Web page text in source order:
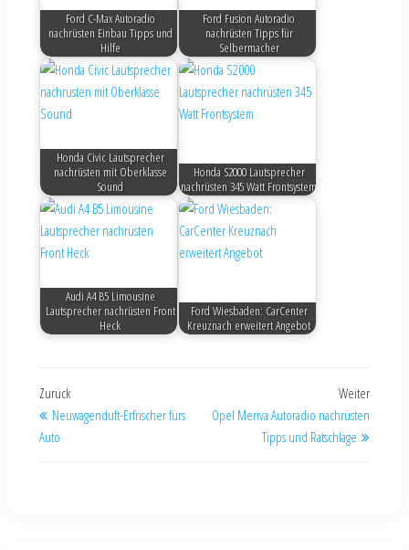
Ford C-Max Autoradio
nachrüsten Einbau Tipps und
Hilfe
Ford Fusion Autoradio
nachrüsten Tipps für
Selbermacher
Honda Civic Lautsprecher
nachrüsten mit Oberklasse
Sound
Honda S2000 Lautsprecher
nachrüsten 345 Watt Frontsystem
Audi A4 B5 Limousine
Lautsprecher nachrüsten Front
Heck
Ford Wiesbaden: CarCenter
Kreuznach erweitert Angebot
Zurück
Neuwagenduft-Erfrischer fürs
Auto
Weiter
Opel Meriva Autoradio nachrüsten
Tipps und Ratschläge